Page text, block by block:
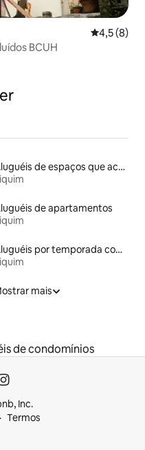
4,5 de
4,5 (8)
BCUH
Aluguéis de espaços que aceitam animais de estimação
de apartamentos
Aluguéis por temporada com acesso ao lago
mais
de condomínios
Inc.
Termos